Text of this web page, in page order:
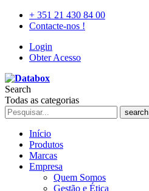
+ 351 21 430 84 00
Contacte-nos !
Login
Obter Acesso
Search
Todas as categorias
search
Início
Produtos
Marcas
Empresa
Quem Somos
Gestão e Ética